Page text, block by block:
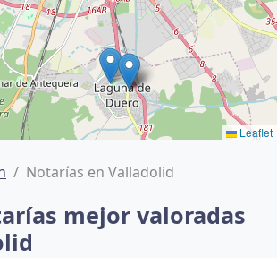
Leaflet
Notarías en Valladolid
mejor valoradas